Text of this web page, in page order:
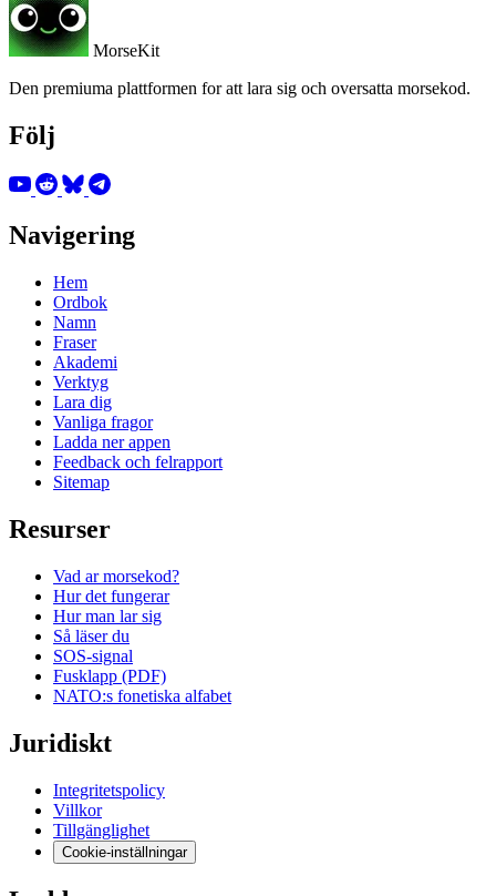
MorseKit
Den premiuma plattformen for att lara sig och oversatta morsekod.
Följ
Navigering
Hem
Ordbok
Namn
Fraser
Akademi
Verktyg
Lara dig
Vanliga fragor
Ladda ner appen
Feedback och felrapport
Sitemap
Resurser
Vad ar morsekod?
Hur det fungerar
Hur man lar sig
Så läser du
SOS-signal
Fusklapp (PDF)
NATO:s fonetiska alfabet
Juridiskt
Integritetspolicy
Villkor
Tillgänglighet
Cookie-inställningar